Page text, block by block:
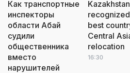
Как транспортные
инспекторы
области Абай
судили
общественника
вместо
нарушителей
Kazakhstan
best
Central
relocation
16:30